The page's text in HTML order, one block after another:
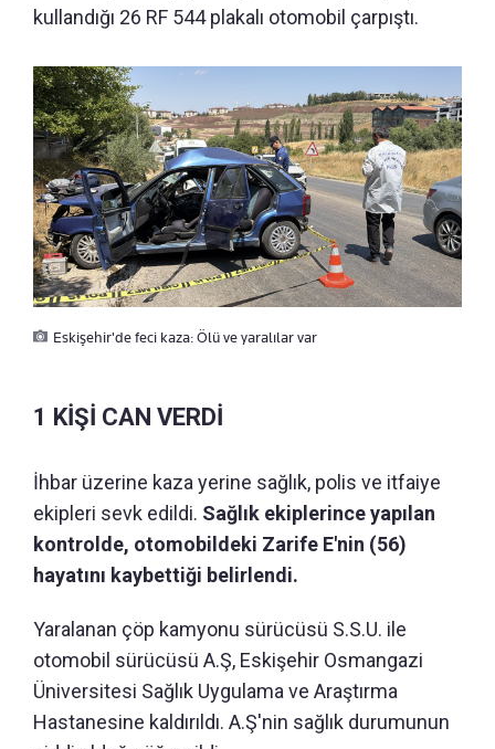
kullandığı 26 RF 544 plakalı otomobil çarpıştı.
Eskişehir'de feci kaza: Ölü ve yaralılar var
1 KİŞİ CAN VERDİ
İhbar üzerine kaza yerine sağlık, polis ve itfaiye
ekipleri sevk edildi. Sağlık ekiplerince yapılan
kontrolde, otomobildeki Zarife E'nin (56)
hayatını kaybettiği belirlendi.
Yaralanan çöp kamyonu sürücüsü S.S.U. ile
otomobil sürücüsü A.Ş, Eskişehir Osmangazi
Üniversitesi Sağlık Uygulama ve Araştırma
Hastanesine kaldırıldı. A.Ş'nin sağlık durumunun